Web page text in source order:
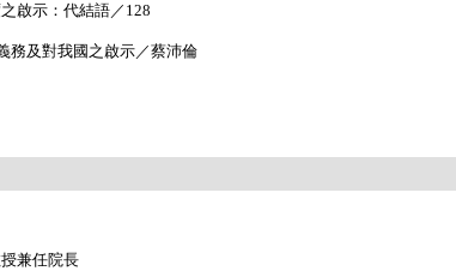
啟示：代結語／128
務及對我國之啟示／蔡沛倫
兼任院長